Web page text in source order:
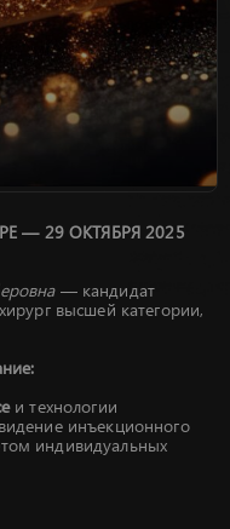
— 29 ОКТЯБРЯ 2025
— кандидат
высшей категории,
и технологии
инъекционного
индивидуальных